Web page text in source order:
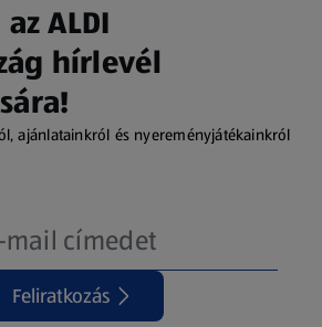
ALDI
hírlevél
ajánlatainkról és nyereményjátékainkról
Feliratkozás